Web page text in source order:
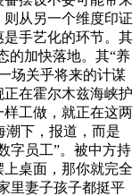
从另一个维度印证
手艺化的环节。其
的加快落地。其“养
场关乎将来的计谋
在霍尔木兹海峡护
工做，就正在这两
下，报道，而是
字员工”。被中方持
桌面，那你就完全
里妻子孩子都挺平